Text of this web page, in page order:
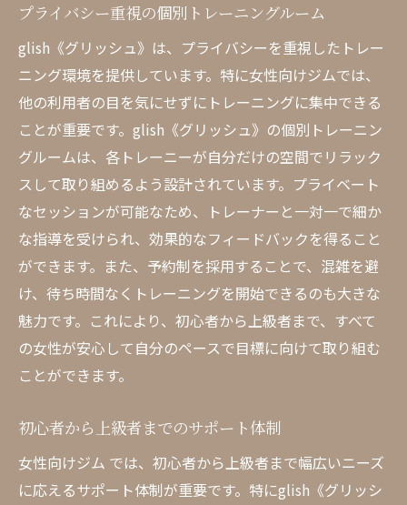
プライバシー重視の個別トレーニングルーム
glish《グリッシュ》は、プライバシーを重視したトレー
ニング環境を提供しています。特に女性向けジムでは、
他の利用者の目を気にせずにトレーニングに集中できる
ことが重要です。glish《グリッシュ》の個別トレーニン
グルームは、各トレーニーが自分だけの空間でリラック
スして取り組めるよう設計されています。プライベート
なセッションが可能なため、トレーナーと一対一で細か
な指導を受けられ、効果的なフィードバックを得ること
ができます。また、予約制を採用することで、混雑を避
け、待ち時間なくトレーニングを開始できるのも大きな
魅力です。これにより、初心者から上級者まで、すべて
の女性が安心して自分のペースで目標に向けて取り組む
ことができます。
初心者から上級者までのサポート体制
女性向けジム では、初心者から上級者まで幅広いニーズ
に応えるサポート体制が重要です。特にglish《グリッシ